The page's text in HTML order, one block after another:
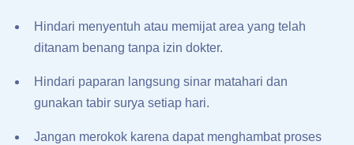
Hindari menyentuh atau memijat area yang telah
ditanam benang tanpa izin dokter.
Hindari paparan langsung sinar matahari dan
gunakan tabir surya setiap hari.
Jangan merokok karena dapat menghambat proses